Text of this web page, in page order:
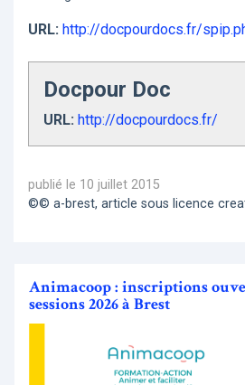
URL: http://docpourdocs.fr/
Docpour Doc
URL: http://docpourdocs.fr/
publié le 10 juillet 2015
©© a-brest, article sous licence
Animacoop : inscriptions
sessions 2026 à Brest